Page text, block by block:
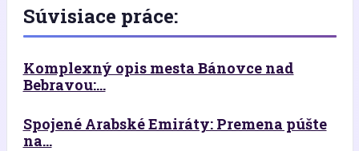
Súvisiace práce:
Komplexný opis mesta Bánovce nad
Bebravou:...
Spojené Arabské Emiráty: Premena púšte
na...